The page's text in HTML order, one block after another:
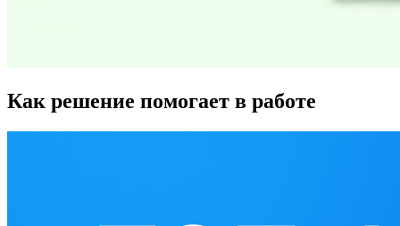
Как решение помогает в работе